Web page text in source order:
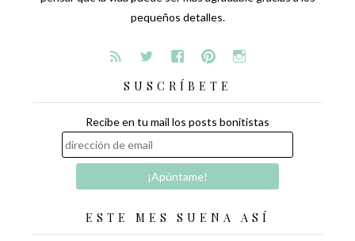
pequeños detalles.
SUSCRÍBETE
Recibe en tu mail los posts bonitistas
ESTE MES SUENA ASÍ